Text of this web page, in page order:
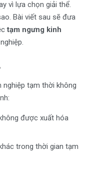
vì lựa chọn giải thể.
Bài viết sau sẽ đưa
tạm ngưng kinh
nghiệp tạm thời không
được xuất hóa
trong thời gian tạm